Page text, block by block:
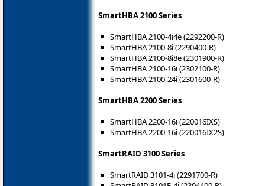
SmartHBA 2100 Series
SmartHBA 2100-4i4e (2292200-R)
SmartHBA 2100-8i (2290400-R)
SmartHBA 2100-8i8e (2301900-R)
SmartHBA 2100-16i (2302100-R)
SmartHBA 2100-24i (2301600-R)
SmartHBA 2200 Series
SmartHBA 2200-16i (220016IXS)
SmartHBA 2200-16i (220016IX2S)
SmartRAID 3100 Series
SmartRAID 3101-4i (2291700-R)